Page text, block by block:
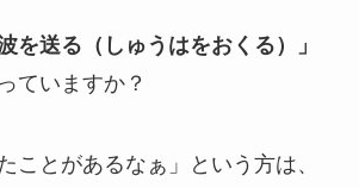
波を送る（しゅうはをおくる）」
ていますか？
ことがあるなぁ」という方は、